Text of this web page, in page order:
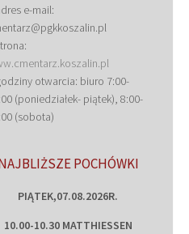
e-mail:
otwarcia: biuro 7:00-
(poniedziałek- piątek), 8:00-
(sobota)
POCHÓWKI
PIĄTEK,07.08.2026R.
10.00-10.30 MATTHIESSEN